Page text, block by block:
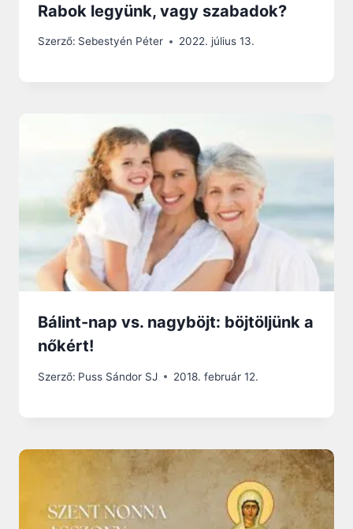
Rabok legyünk, vagy szabadok?
Szerző: Sebestyén Péter 2022. július 13.
Bálint-nap vs. nagyböjt: böjtöljünk a
nőkért!
Szerző: Puss Sándor SJ 2018. február 12.